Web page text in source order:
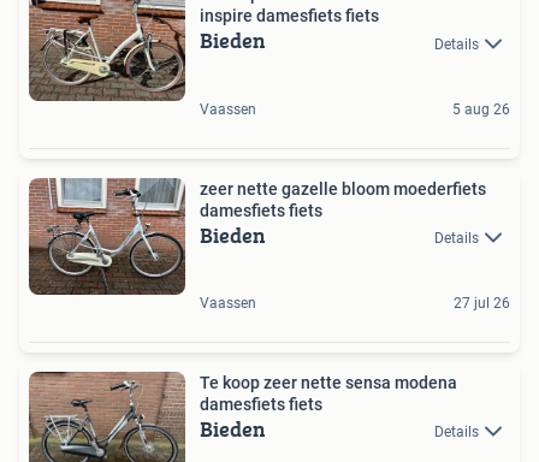
inspire damesfiets fiets
Bieden Details
Vaassen 5 aug 26
zeer nette gazelle bloom moederfiets
damesfiets fiets
Bieden Details
Vaassen 27 jul 26
Te koop zeer nette sensa modena
damesfiets fiets
Bieden Details